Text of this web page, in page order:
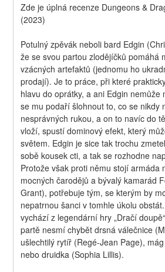
Zde je úplná recenze Dungeons &
(2023)
Potulný zpěvák neboli bard Edgin
že se svou partou zlodějíčků pomáhá
vzácných artefaktů (jednomu ho
prodají). Je to práce, při které
hlavu do oprátky, a ani Edgin nemůže
se mu podaří šlohnout to, co se nikdy
nesprávných rukou, a on to navíc do
vloží, spustí dominový efekt, který
světem. Edgin je sice tak trochu
sobě kousek cti, a tak se rozhodne
Protože však proti němu stojí armáda
mocných čarodějů a bývalý kamarád
Grant), potřebuje tým, se kterým by
nepatrnou šanci v tomhle úkolu
vychází z legendární hry „Dračí
partě nesmí chybět drsná válečnice
ušlechtilý rytíř (Regé-Jean Page),
nebo druidka (Sophia Lillis).